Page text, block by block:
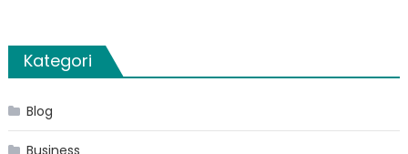
Kategori
Blog
Business